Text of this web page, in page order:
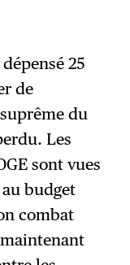
25
de
du
Les
sont vues
budget
combat